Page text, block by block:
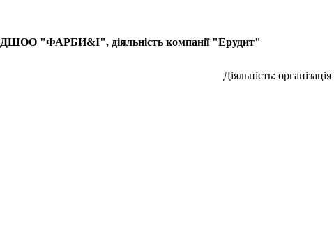
ДШОО "ФАРБИ&І", діяльність компанії "Ерудит"
Діяльність: